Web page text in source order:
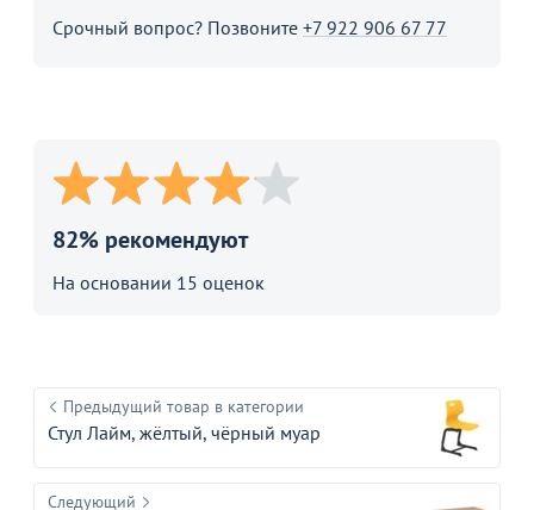
Срочный вопрос? Позвоните +7 922 906 67 77
82% рекомендуют
На основании 15 оценок
Предыдущий товар в категории
Стул Лайм, жёлтый, чёрный муар
Следующий